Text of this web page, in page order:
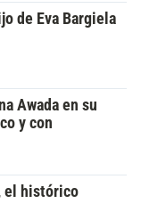
de Eva Bargiela
Awada en su
y con
el histórico